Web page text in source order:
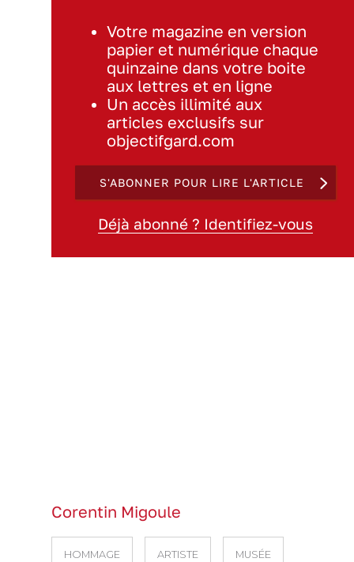
Votre magazine en version
papier et numérique chaque
quinzaine dans votre boite
aux lettres et en ligne
Un accès illimité aux
articles exclusifs sur
objectifgard.com
S'ABONNER POUR LIRE L'ARTICLE
Déjà abonné ? Identifiez-vous
Corentin Migoule
HOMMAGE ARTISTE MUSÉE